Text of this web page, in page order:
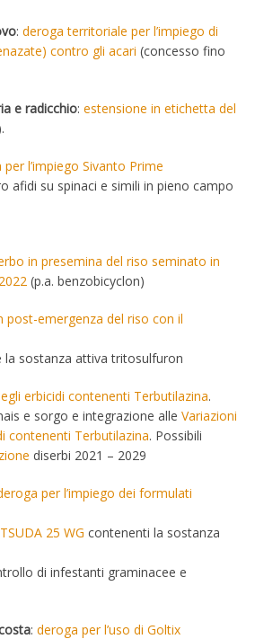
: deroga territoriale per l’impiego di
contro gli acari (concesso fino
e radicchio: estensione in etichetta del
per l’impiego Sivanto Prime
afidi su spinaci e simili in pieno campo
in presemina del riso seminato in
(p.a. benzobicyclon)
post-emergenza del riso con il
la sostanza attiva tritosulfuron
erbicidi contenenti Terbutilazina.
e sorgo e integrazione alle Variazioni
contenenti Terbutilazina. Possibili
diserbi 2021 – 2029
per l’impiego dei formulati
25 WG contenenti la sostanza
di infestanti graminacee e
: deroga per l’uso di Goltix